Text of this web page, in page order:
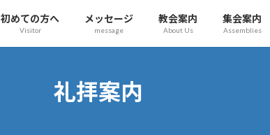
初めての方へ
Visitor
メッセージ
message
教会案内
About Us
集会案内
Assemblies
礼拝案内